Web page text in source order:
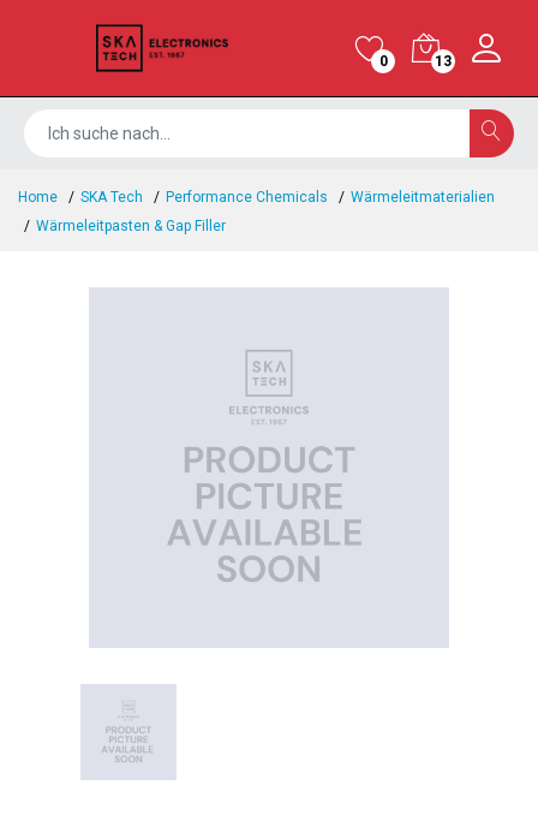
0 13
Home SKA Tech Performance Chemicals
Wärmeleitmaterialien
Wärmeleitpasten & Gap Filler